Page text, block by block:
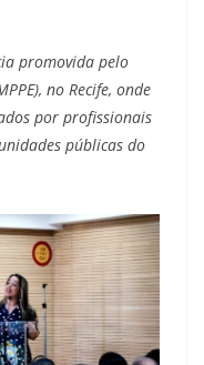
promovida pelo
no Recife, onde
por profissionais
públicas do